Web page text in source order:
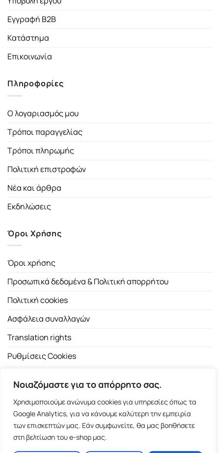
Νοιαζόμαστε για το απόρρητο σας.
Χρησιμοποιούμε ανώνυμα cookies για υπηρεσίες όπως τα
Google Analytics, για να κάνουμε καλύτερη την εμπειρία
των επισκεπτών μας. Εάν συμφωνείτε, θα μας βοηθήσετε
στη βελτίωση του e-shop μας.
Εγγραφή B2B
Κατάστημα
Επικοινωνία
Πληροφορίες
Ο λογαριασμός μου
Τρόποι παραγγελίας
Τρόποι πληρωμής
Πολιτική επιστροφών
Νέα και άρθρα
Εκδηλώσεις
Όροι Χρήσης
Όροι χρήσης
Προσωπικά δεδομένα & Πολιτική απορρήτου
Πολιτική cookies
Ασφάλεια συναλλαγών
Translation rights
Ρυθμίσεις Cookies
Copyright 2026 ©Εκδοτικός Οίκος Α.Α. Λιβάνη| All rights
reserved.